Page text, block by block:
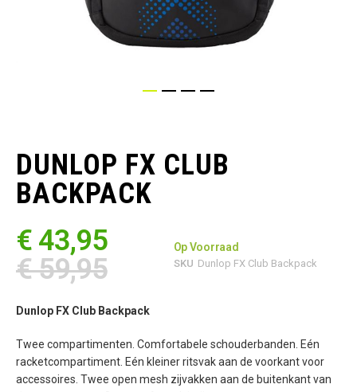
begin
van
de
afbeeldingen-
DUNLOP FX CLUB
BACKPACK
€ 43,95
€ 59,95
Op Voorraad
SKU Dunlop FX Club Backpack
Dunlop FX Club Backpack
Twee compartimenten. Comfortabele schouderbanden. Eén
racketcompartiment. Eén kleiner ritsvak aan de voorkant voor
accessoires. Twee open mesh zijvakken aan de buitenkant van